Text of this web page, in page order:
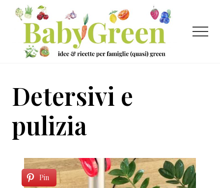
Menu
Passa
contenuto
principale
Passa
ricette
famiglie
green
Menu
Detersivi e
pulizia
Pin